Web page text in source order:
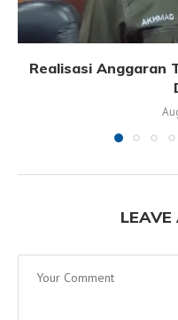
Realisasi Anggaran
LEAVE